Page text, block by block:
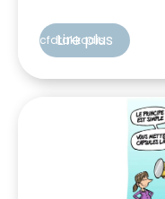
Notre ambition
défis actuels en
pour chacun
cfdtakkodis
Lire plus